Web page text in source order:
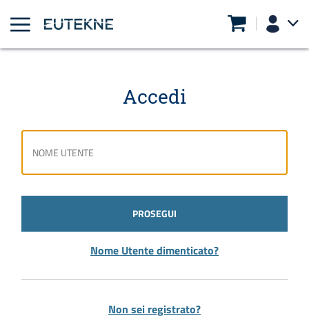
Accedi
PROSEGUI
Nome Utente dimenticato?
Non sei registrato?